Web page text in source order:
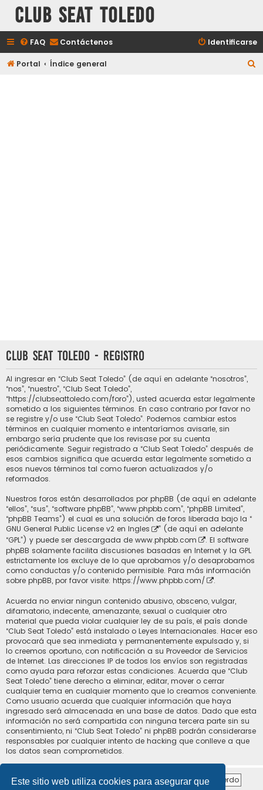
Este sitio web utiliza cookies para asegurar que
Club Seat Toledo
FAQ Contáctenos Identificarse
Portal Índice general
Club Seat Toledo - Registro
Al ingresar en “Club Seat Toledo” (de aquí en adelante “nosotros”,
“nos”, “nuestro”, “Club Seat Toledo”,
“https://clubseattoledo.com/foro”), usted acuerda estar legalmente
sometido a los siguientes términos. En caso contrario por favor no
se registre y/o use “Club Seat Toledo”. Podemos cambiar estos
términos en cualquier momento e intentaríamos avisarle, sin
embargo sería prudente que los revisase por su cuenta
periódicamente. Seguir registrado a “Club Seat Toledo” después de
esos cambios significa que acuerda estar legalmente sometido a
esos nuevos términos tal como fueron actualizados y/o
reformados.
Nuestros foros están desarrollados por phpBB (de aquí en adelante
“ellos”, “sus”, “software phpBB”, “www.phpbb.com”, “phpBB Limited”,
“phpBB Teams”) el cual es una solución de foros liberada bajo la “
GNU General Public License v2 en Ingles
” (de aquí en adelante
“GPL”) y puede ser descargada de www.phpbb.com
. El software
phpBB solamente facilita discusiones basadas en Internet y la GPL
estrictamente los excluye de lo que aprobamos y/o desaprobamos
como conductas y/o contenido permisible. Para más información
sobre phpBB, por favor visite: https://www.phpbb.com/ .
Acuerda no enviar ningun contenido abusivo, obsceno, vulgar,
difamatorio, indecente, amenazante, sexual o cualquier otro
material que pueda violar cualquier ley de su país, el país donde
“Club Seat Toledo” está instalado o Leyes Internacionales. Hacer eso
provocará que sea inmediata y permanentemente expulsado y, si
lo creemos oportuno, con notificación a su Proveedor de Servicios
de Internet. Las direcciones IP de todos los envíos son registradas
como ayuda para reforzar estas condiciones. Acuerda que “Club
Seat Toledo” tiene derecho a eliminar, editar, mover o cerrar
cualquier tema en cualquier momento que lo creamos conveniente.
Como usuario acuerda que cualquier información que haya
ingresado será almacenada en una base de datos. Dado que esta
información no será compartida con ninguna tercera parte sin su
consentimiento, ni “Club Seat Toledo” ni phpBB podrán considerarse
responsables por cualquier intento de hacking que conlleve a que
los datos sean comprometidos.